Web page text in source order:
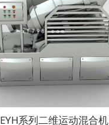
EYH系列二维运动混合机